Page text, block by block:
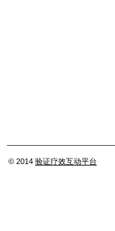
© 2014 验证疗效互动平台